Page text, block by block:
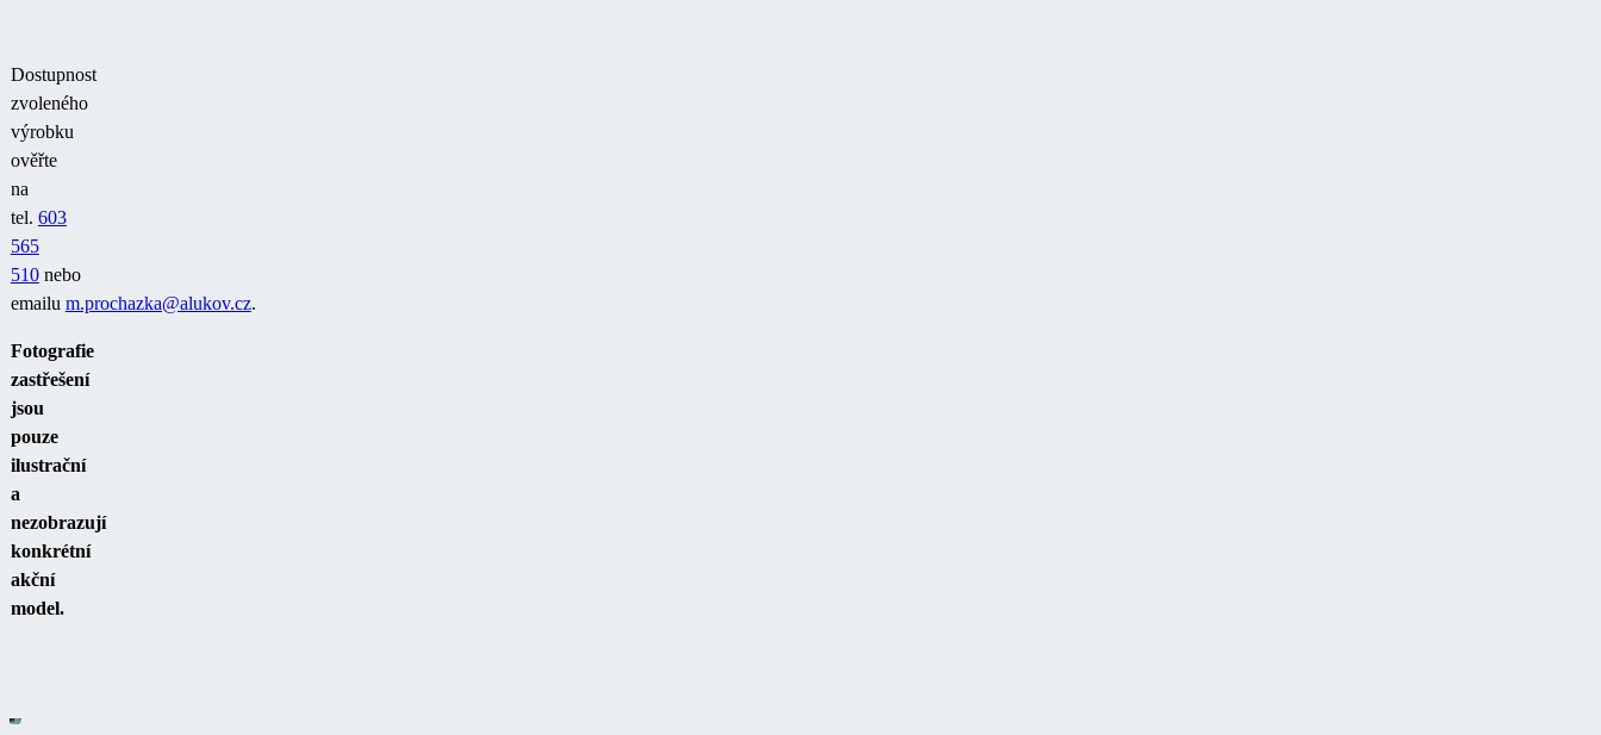
Dostupnost
zvoleného
výrobku
ověřte
na
tel. 603
565
510nebo
emailu m.prochazka@alukov.cz.
Fotografie
zastřešení
jsou
pouze
ilustrační
a
nezobrazují
konkrétní
akční
model.